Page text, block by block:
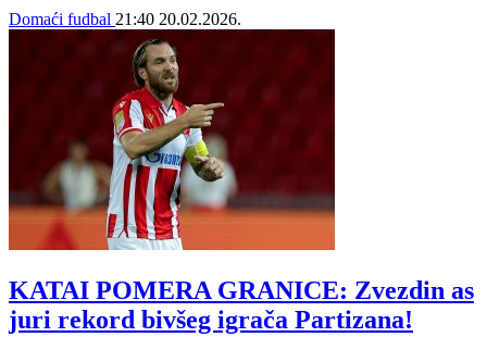
Domaći fudbal 21:40 20.02.2026.
KATAI POMERA GRANICE: Zvezdin as
juri rekord bivšeg igrača Partizana!